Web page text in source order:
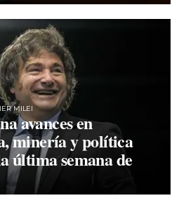
MILEI
avances en
minería y política
última semana de